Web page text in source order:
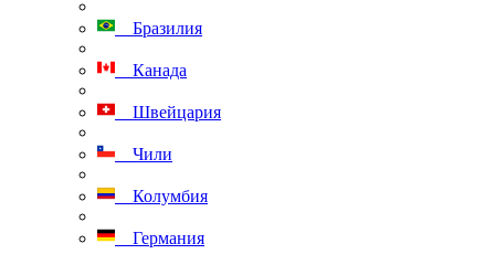
Бразилия
Канада
Швейцария
Чили
Колумбия
Германия